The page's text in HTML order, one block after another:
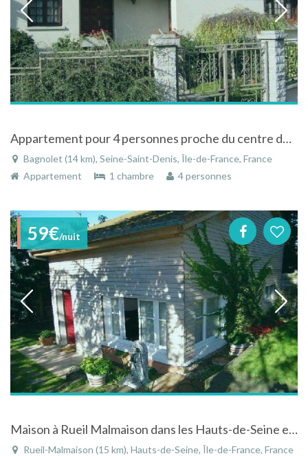
Appartement pour 4 personnes proche du centre de Paris mais au calme de la campagne !
Bagnolet (14 km), Seine-Saint-Denis, Île-de-France, France
Appartement
1 chambre 4 personnes
59€/nuit
Maison à Rueil Malmaison dans les Hauts-de-Seine en Île-de-France
Rueil-Malmaison (15 km), Hauts-de-Seine, Île-de-France, France